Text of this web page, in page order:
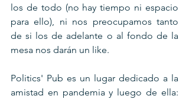
los de todo (no hay tiempo ni espacio
para ello), ni nos preocupamos tanto
de si los de adelante o al fondo de la
mesa nos darán un like.
Politics' Pub es un lugar dedicado a la
amistad en pandemia y luego de ella: